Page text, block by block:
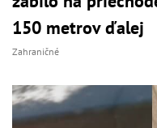
150 metrov ďalej
Zahraničné